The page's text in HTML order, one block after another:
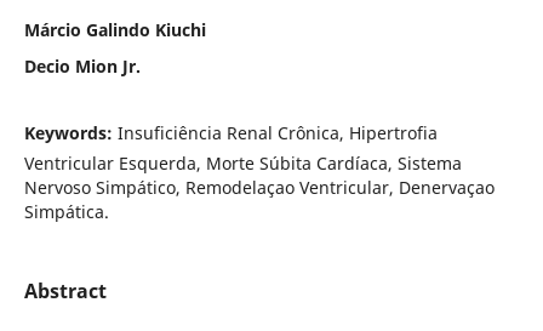
Márcio Galindo Kiuchi
Decio Mion Jr.
Keywords: Insuficiência Renal Crônica, Hipertrofia
Ventricular Esquerda, Morte Súbita Cardíaca, Sistema
Nervoso Simpático, Remodelaçao Ventricular, Denervaçao
Simpática.
Abstract